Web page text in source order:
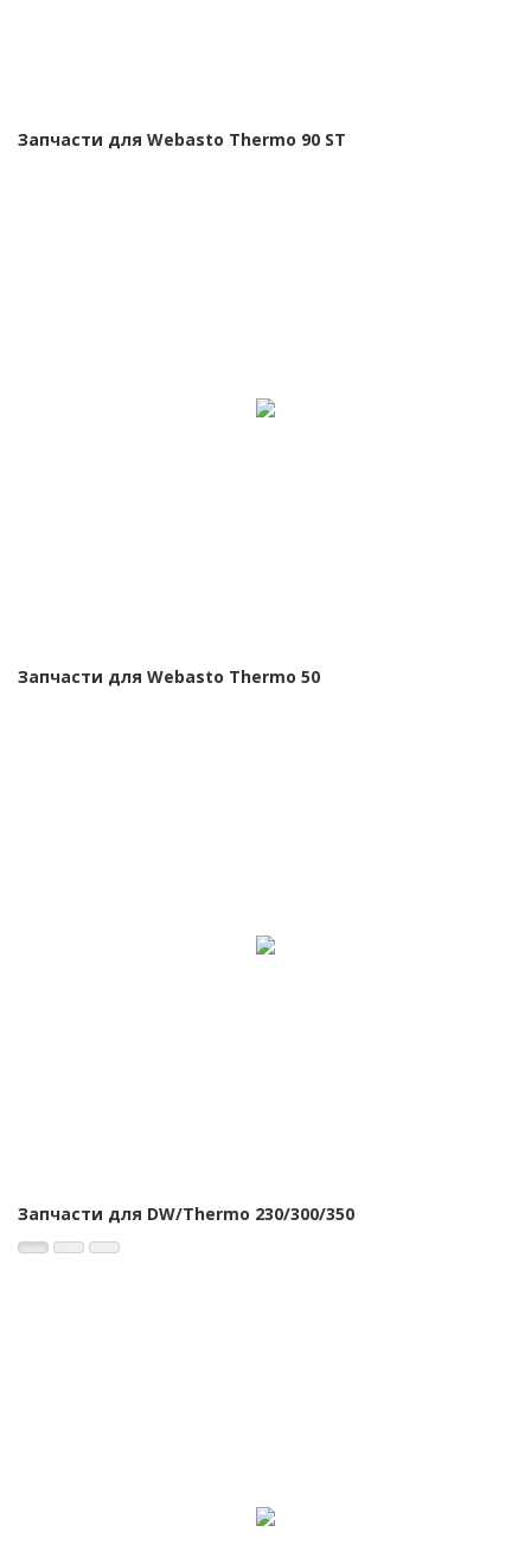
Запчасти для Webasto Thermo 90 ST
Запчасти для Webasto Thermo 50
Запчасти для DW/Thermo 230/300/350